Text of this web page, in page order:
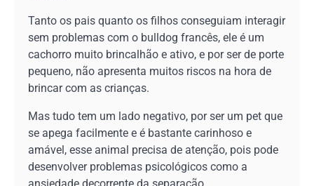
Tanto os pais quanto os filhos conseguiam interagir
sem problemas com o bulldog francês, ele é um
cachorro muito brincalhão e ativo, e por ser de porte
pequeno, não apresenta muitos riscos na hora de
brincar com as crianças.
Mas tudo tem um lado negativo, por ser um pet que
se apega facilmente e é bastante carinhoso e
amável, esse animal precisa de atenção, pois pode
desenvolver problemas psicológicos como a
ansiedade decorrente da separação.